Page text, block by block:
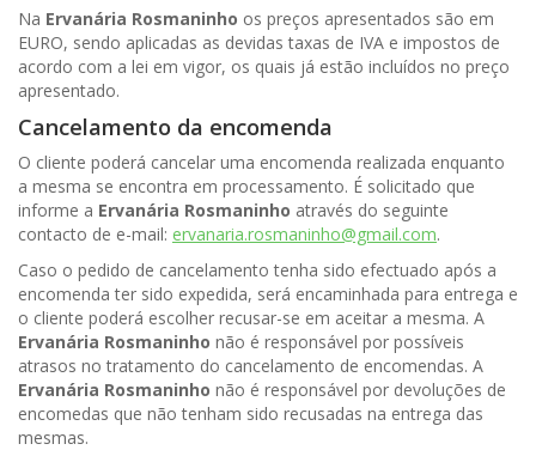
Na Ervanária Rosmaninho os preços apresentados são em
EURO, sendo aplicadas as devidas taxas de IVA e impostos de
acordo com a lei em vigor, os quais já estão incluídos no preço
apresentado.
Cancelamento da encomenda
O cliente poderá cancelar uma encomenda realizada enquanto
a mesma se encontra em processamento. É solicitado que
informe a Ervanária Rosmaninho através do seguinte
contacto de e-mail: ervanaria.rosmaninho@gmail.com.
Caso o pedido de cancelamento tenha sido efectuado após a
encomenda ter sido expedida, será encaminhada para entrega e
o cliente poderá escolher recusar-se em aceitar a mesma. A
Ervanária Rosmaninho não é responsável por possíveis
atrasos no tratamento do cancelamento de encomendas. A
Ervanária Rosmaninho não é responsável por devoluções de
encomedas que não tenham sido recusadas na entrega das
mesmas.